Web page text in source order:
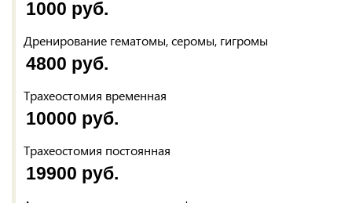
1000 руб.
Дренирование гематомы, серомы, гигромы
4800 руб.
Трахеостомия временная
10000 руб.
Трахеостомия постоянная
19900 руб.